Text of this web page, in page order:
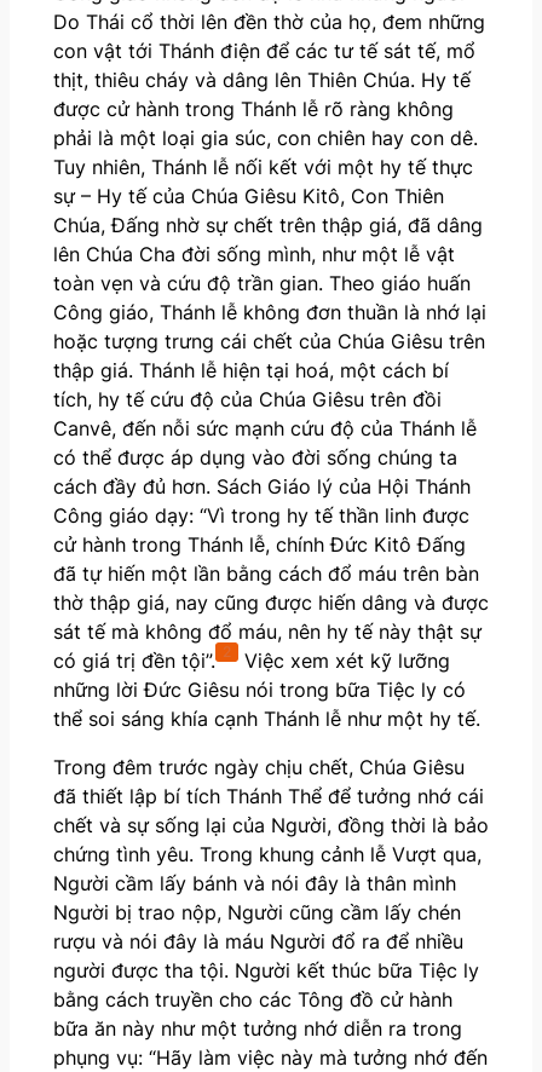
Do Thái cổ thời lên đền thờ của họ, đem những
con vật tới Thánh điện để các tư tế sát tế, mổ
thịt, thiêu cháy và dâng lên Thiên Chúa. Hy tế
được cử hành trong Thánh lễ rõ ràng không
phải là một loại gia súc, con chiên hay con dê.
Tuy nhiên, Thánh lễ nối kết với một hy tế thực
sự – Hy tế của Chúa Giêsu Kitô, Con Thiên
Chúa, Đấng nhờ sự chết trên thập giá, đã dâng
lên Chúa Cha đời sống mình, như một lễ vật
toàn vẹn và cứu độ trần gian. Theo giáo huấn
Công giáo, Thánh lễ không đơn thuần là nhớ lại
hoặc tượng trưng cái chết của Chúa Giêsu trên
thập giá. Thánh lễ hiện tại hoá, một cách bí
tích, hy tế cứu độ của Chúa Giêsu trên đồi
Canvê, đến nỗi sức mạnh cứu độ của Thánh lễ
có thể được áp dụng vào đời sống chúng ta
cách đầy đủ hơn. Sách Giáo lý của Hội Thánh
Công giáo dạy: “Vì trong hy tế thần linh được
cử hành trong Thánh lễ, chính Đức Kitô Đấng
đã tự hiến một lần bằng cách đổ máu trên bàn
thờ thập giá, nay cũng được hiến dâng và được
sát tế mà không đổ máu, nên hy tế này thật sự
có giá trị đền tội”. 2 Việc xem xét kỹ lưỡng
những lời Đức Giêsu nói trong bữa Tiệc ly có
thể soi sáng khía cạnh Thánh lễ như một hy tế.
Trong đêm trước ngày chịu chết, Chúa Giêsu
đã thiết lập bí tích Thánh Thể để tưởng nhớ cái
chết và sự sống lại của Người, đồng thời là bảo
chứng tình yêu. Trong khung cảnh lễ Vượt qua,
Người cầm lấy bánh và nói đây là thân mình
Người bị trao nộp, Người cũng cầm lấy chén
rượu và nói đây là máu Người đổ ra để nhiều
người được tha tội. Người kết thúc bữa Tiệc ly
bằng cách truyền cho các Tông đồ cử hành
bữa ăn này như một tưởng nhớ diễn ra trong
phụng vụ: “Hãy làm việc này mà tưởng nhớ đến